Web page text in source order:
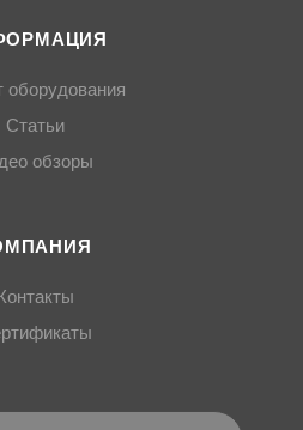
оборудования
Статьи
обзоры
Контакты